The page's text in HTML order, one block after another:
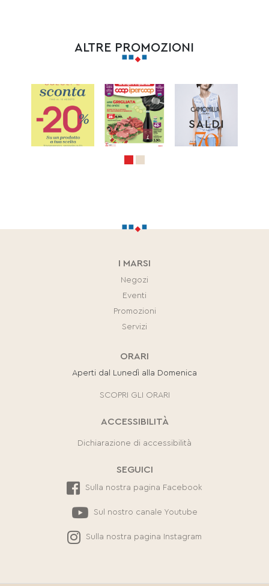
ALTRE PROMOZIONI
I MARSI
Negozi
Eventi
Promozioni
Servizi
ORARI
Aperti dal Lunedì alla Domenica
SCOPRI GLI ORARI
ACCESSIBILITÀ
Dichiarazione di accessibilità
SEGUICI
Sulla nostra pagina Facebook
Sul nostro canale Youtube
Sulla nostra pagina Instagram